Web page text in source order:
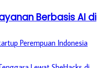
Berbasis AI di